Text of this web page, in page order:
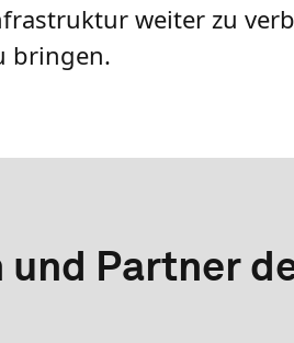
weiter zu
bringen.
und Partner